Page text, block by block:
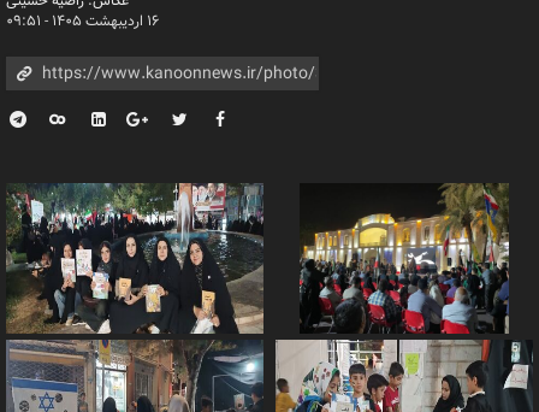
۱۶ اردیبهشت ۱۴۰۵ - ۰۹:۵۱